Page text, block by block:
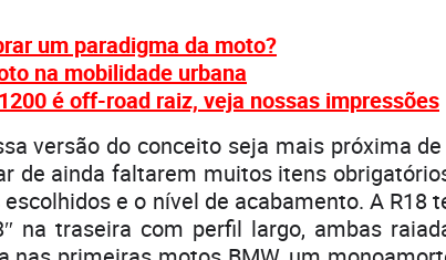
um paradigma da moto?
na mobilidade urbana
é off-road raiz, veja nossas impressões
versão do conceito seja mais próxima
de ainda faltarem muitos itens
e o nível de acabamento. A R18
na traseira com perfil largo, ambas